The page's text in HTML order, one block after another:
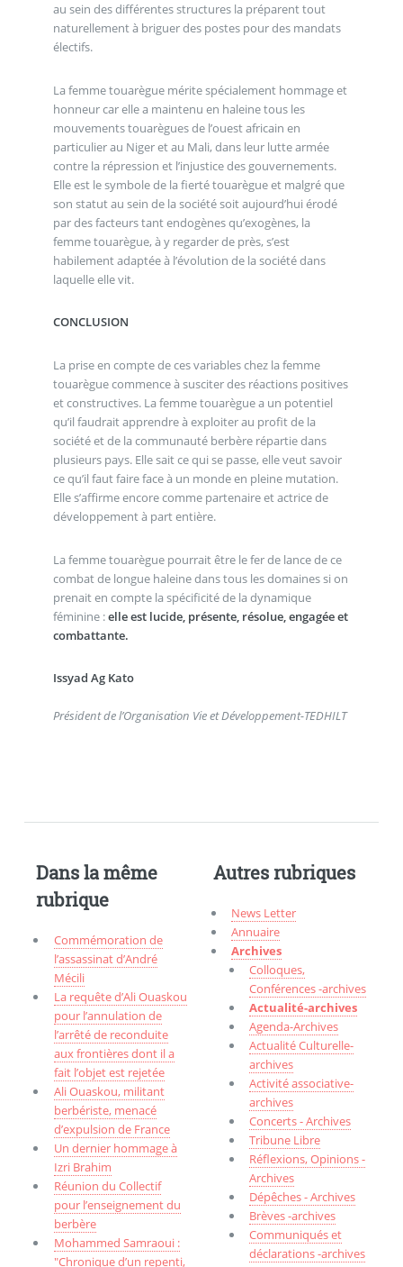
au sein des différentes structures la préparent tout
naturellement à briguer des postes pour des mandats
électifs.
La femme touarègue mérite spécialement hommage et
honneur car elle a maintenu en haleine tous les
mouvements touarègues de l’ouest africain en
particulier au Niger et au Mali, dans leur lutte armée
contre la répression et l’injustice des gouvernements.
Elle est le symbole de la fierté touarègue et malgré que
son statut au sein de la société soit aujourd’hui érodé
par des facteurs tant endogènes qu’exogènes, la
femme touarègue, à y regarder de près, s’est
habilement adaptée à l’évolution de la société dans
laquelle elle vit.
CONCLUSION
La prise en compte de ces variables chez la femme
touarègue commence à susciter des réactions positives
et constructives. La femme touarègue a un potentiel
qu’il faudrait apprendre à exploiter au profit de la
société et de la communauté berbère répartie dans
plusieurs pays. Elle sait ce qui se passe, elle veut savoir
ce qu’il faut faire face à un monde en pleine mutation.
Elle s’affirme encore comme partenaire et actrice de
développement à part entière.
La femme touarègue pourrait être le fer de lance de ce
combat de longue haleine dans tous les domaines si on
prenait en compte la spécificité de la dynamique
féminine :elle est lucide, présente, résolue, engagée et
combattante.
Issyad Ag Kato
Président de l’Organisation Vie et Développement-TEDHILT
Dans la même
rubrique
Commémoration de
l’assassinat d’André
Mécili
La requête d’Ali Ouaskou
pour l’annulation de
l’arrêté de reconduite
aux frontières dont il a
fait l’objet est rejetée
Ali Ouaskou, militant
berbériste, menacé
d’expulsion de France
Un dernier hommage à
Izri Brahim
Réunion du Collectif
pour l’enseignement du
berbère
Mohammed Samraoui :
"Chronique d’un repenti,
Autres rubriques
News Letter
Annuaire
Archives
Colloques,
Conférences -archives
Actualité-archives
Agenda-Archives
Actualité Culturelle-
archives
Activité associative-
archives
Concerts - Archives
Tribune Libre
Réflexions, Opinions -
Archives
Dépêches - Archives
Brèves -archives
Communiqués et
déclarations -archives